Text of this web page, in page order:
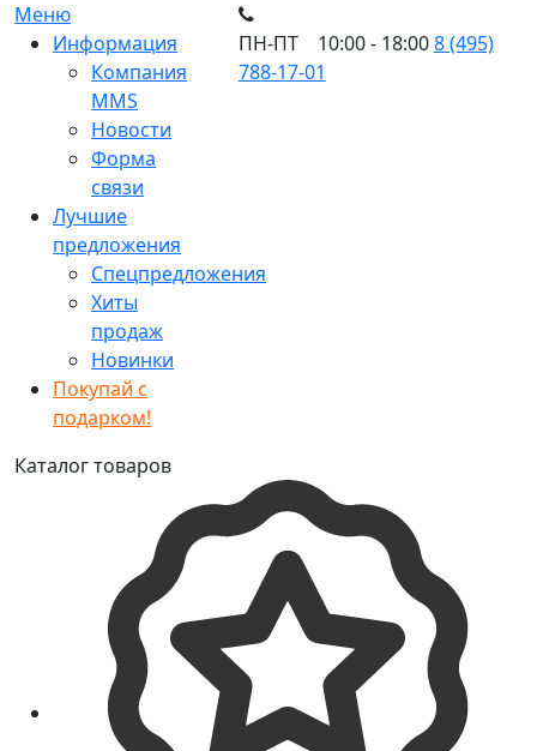
Меню
Информация
Компания
MMS
Новости
Форма
связи
Лучшие
предложения
Спецпредложения
Хиты
продаж
Новинки
Покупай с
подарком!
ПН-ПТ 10:00 - 18:008 (495)
788-17-01
Каталог товаров